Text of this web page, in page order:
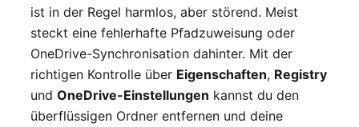
ist in der Regel harmlos, aber störend. Meist
steckt eine fehlerhafte Pfadzuweisung oder
OneDrive-Synchronisation dahinter. Mit der
richtigen Kontrolle über Eigenschaften, Registry
und OneDrive-Einstellungen kannst du den
überflüssigen Ordner entfernen und deine